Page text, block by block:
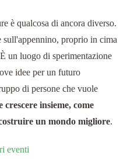
è qualcosa di ancora diverso.
sull'appennino, proprio in cima
un luogo di sperimentazione
idee per un futuro
di persone che vuole
crescere insieme, come
un mondo migliore.
eventi